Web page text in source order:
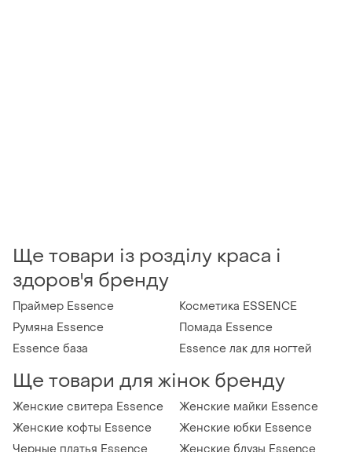
Ще товари із розділу краса і
здоров'я бренду
Праймер Essence
Косметика ESSENCE
Румяна Essence
Помада Essence
Essence база
Essence лак для ногтей
Ще товари для жінок бренду
Женские свитера Essence
Женские майки Essence
Женские кофты Essence
Женские юбки Essence